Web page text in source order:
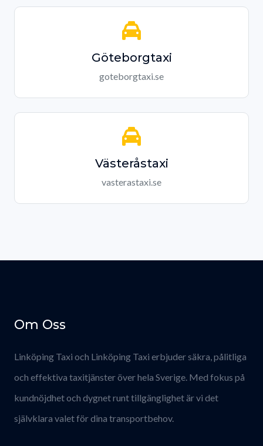
Göteborgtaxi
goteborgtaxi.se
Västeråstaxi
vasterastaxi.se
Om Oss
Linköping Taxi och Linköping Taxi erbjuder säkra, pålitliga
och effektiva taxitjänster över hela Sverige. Med fokus på
kundnöjdhet och dygnet runt tillgänglighet är vi det
självklara valet för dina transportbehov.